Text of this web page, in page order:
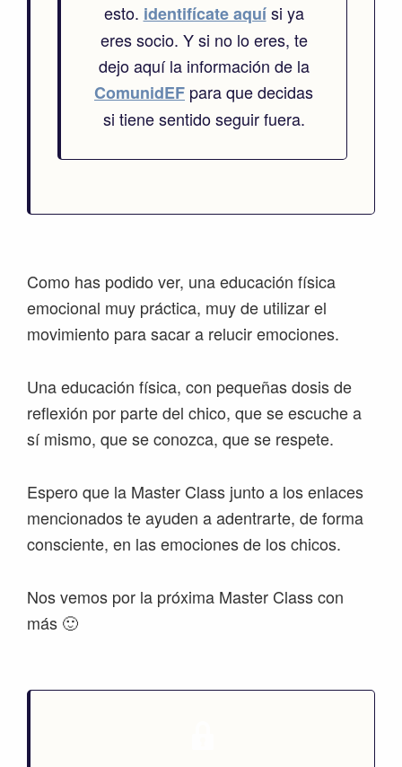
esto. identifícate aquísi ya
eres socio. Y si no lo eres, te
dejo aquí la información de la
ComunidEF para que decidas
si tiene sentido seguir fuera.
Como has podido ver, una educación física
emocional muy práctica, muy de utilizar el
movimiento para sacar a relucir emociones.
Una educación física, con pequeñas dosis de
reflexión por parte del chico, que se escuche a
sí mismo, que se conozca, que se respete.
Espero que la Master Class junto a los enlaces
mencionados te ayuden a adentrarte, de forma
consciente, en las emociones de los chicos.
Nos vemos por la próxima Master Class con
más 🙂